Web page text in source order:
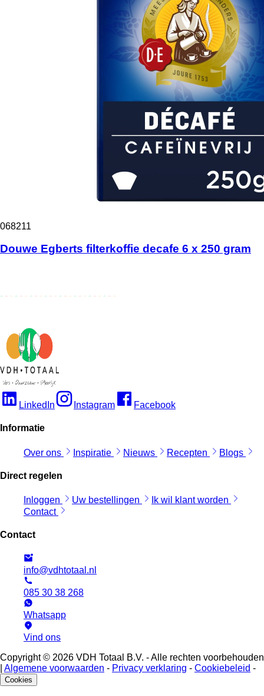
068211
Douwe Egberts filterkoffie decafe 6 x 250 gram
LinkedIn Instagram Facebook
Informatie
Over ons Inspiratie Nieuws Recepten Blogs
Direct regelen
Inloggen Uw bestellingen
Ik wil klant worden
Contact
Contact
info@vdhtotaal.nl
085 30 38 268
Whatsapp
Vind ons
Copyright © 2026 VDH Totaal B.V. - Alle rechten voorbehouden
Algemene voorwaarden - Privacy verklaring - Cookiebeleid -
Cookies